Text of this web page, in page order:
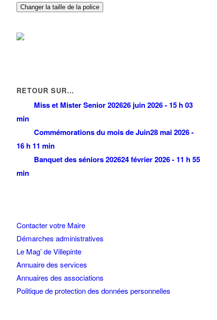
Changer la taille de la police
RETOUR SUR…
Miss et Mister Senior 202626 juin 2026 - 15 h 03
min
Commémorations du mois de Juin28 mai 2026 -
16 h 11 min
Banquet des séniors 202624 février 2026 - 11 h 55
min
Contacter votre Maire
Démarches administratives
Le Mag’ de Villepinte
Annuaire des services
Annuaires des associations
Politique de protection des données personnelles